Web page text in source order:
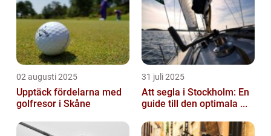
02 augusti 2025
Upptäck fördelarna med
golfresor i Skåne
31 juli 2025
Att segla i Stockholm: En
guide till den optimala ...